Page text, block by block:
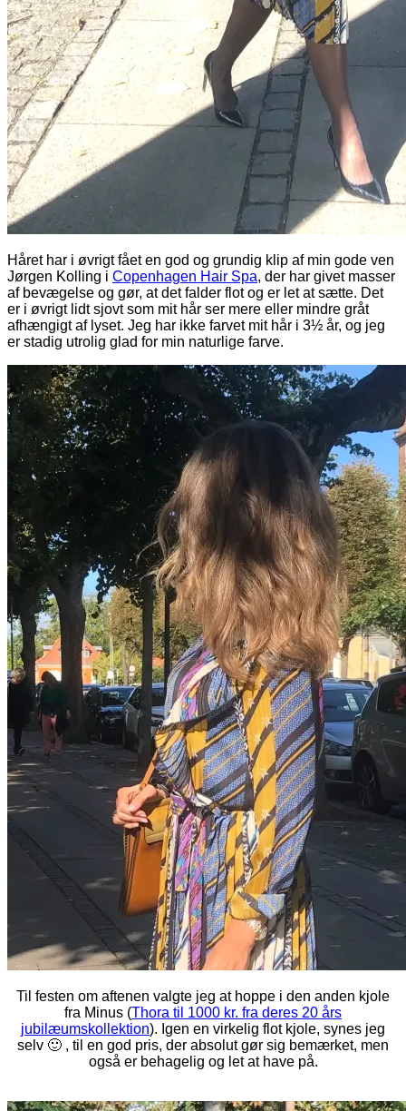
Håret har i øvrigt fået en god og grundig klip af min gode ven
Jørgen Kolling i Copenhagen Hair Spa, der har givet masser
af bevægelse og gør, at det falder flot og er let at sætte. Det
er i øvrigt lidt sjovt som mit hår ser mere eller mindre gråt
afhængigt af lyset. Jeg har ikke farvet mit hår i 3½ år, og jeg
er stadig utrolig glad for min naturlige farve.
Til festen om aftenen valgte jeg at hoppe i den anden kjole
fra Minus (Thora til 1000 kr. fra deres 20 års
jubilæumskollektion). Igen en virkelig flot kjole, synes jeg
selv 🙂 , til en god pris, der absolut gør sig bemærket, men
også er behagelig og let at have på.